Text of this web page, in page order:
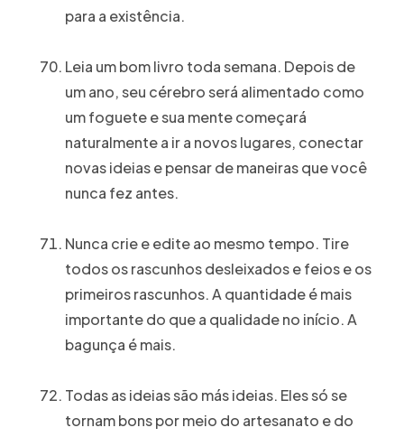
para a existência.
Leia um bom livro toda semana. Depois de
um ano, seu cérebro será alimentado como
um foguete e sua mente começará
naturalmente a ir a novos lugares, conectar
novas ideias e pensar de maneiras que você
nunca fez antes.
Nunca crie e edite ao mesmo tempo. Tire
todos os rascunhos desleixados e feios e os
primeiros rascunhos. A quantidade é mais
importante do que a qualidade no início. A
bagunça é mais.
Todas as ideias são más ideias. Eles só se
tornam bons por meio do artesanato e do